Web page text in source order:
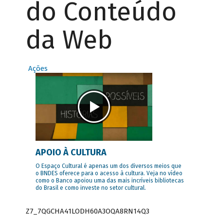
do Conteúdo
da Web
Ações
APOIO À CULTURA
O Espaço Cultural é apenas um dos diversos meios que
o BNDES oferece para o acesso à cultura. Veja no vídeo
como o Banco apoiou uma das mais incríveis bibliotecas
do Brasil e como investe no setor cultural.
Z7_7QGCHA41LODH60A3OQA8RN14Q3